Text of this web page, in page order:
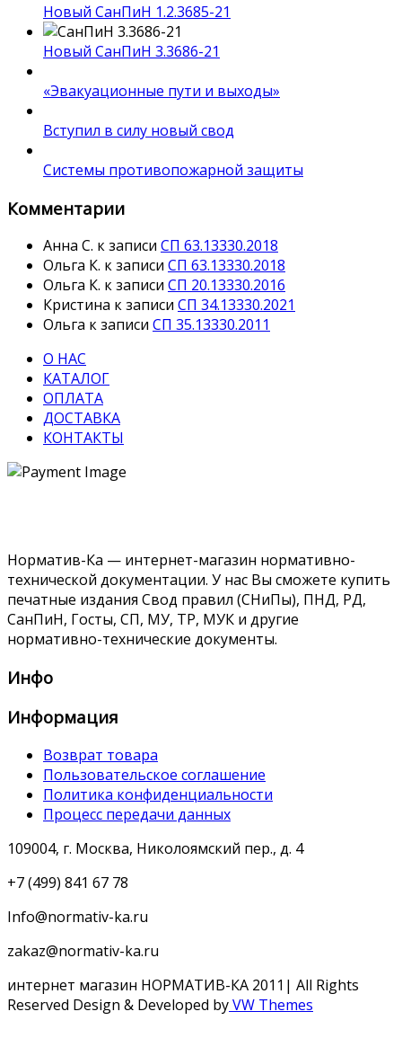
Новый СанПиН 1.2.3685-21
Новый СанПиН 3.3686-21
«Эвакуационные пути и выходы»
Вступил в силу новый свод
Системы противопожарной защиты
Комментарии
Анна С. к записи СП 63.13330.2018
Ольга К. к записи СП 63.13330.2018
Ольга К. к записи СП 20.13330.2016
Кристина к записи СП 34.13330.2021
Ольга к записи СП 35.13330.2011
О НАС
КАТАЛОГ
ОПЛАТА
ДОСТАВКА
КОНТАКТЫ
Норматив-Ка — интернет-магазин нормативно-
технической документации. У нас Вы сможете купить
печатные издания Свод правил (СНиПы), ПНД, РД,
СанПиН, Госты, СП, МУ, ТР, МУК и другие
нормативно-технические документы.
Инфо
Информация
Возврат товара
Пользовательское соглашение
Политика конфиденциальности
Процесс передачи данных
109004, г. Москва, Николоямский пер., д. 4
+7 (499) 841 67 78
Info@normativ-ka.ru
zakaz@normativ-ka.ru
интернет магазин НОРМАТИВ-КА 2011| All Rights
Reserved Design & Developed byVW Themes